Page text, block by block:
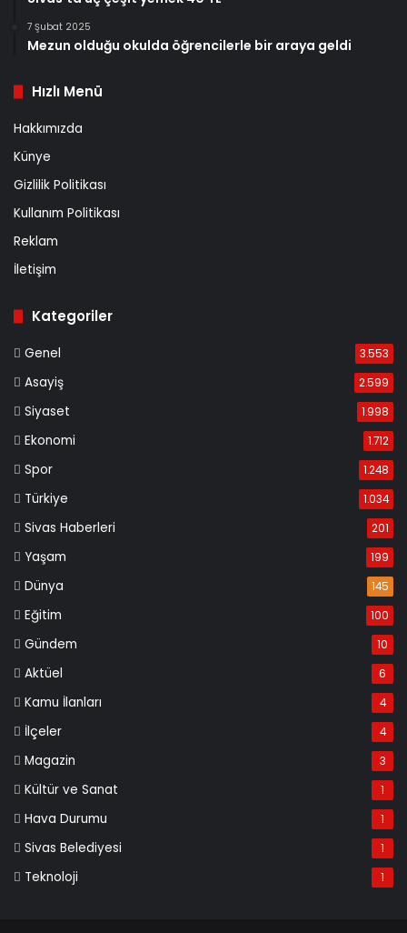
7 Şubat 2025
Mezun olduğu okulda öğrencilerle bir araya geldi
Hızlı Menü
Hakkımızda
Künye
Gizlilik Politikası
Kullanım Politikası
Reklam
İletişim
Kategoriler
Genel 3.553
Asayiş 2.599
Siyaset 1.998
Ekonomi 1.712
Spor 1.248
Türkiye 1.034
Sivas Haberleri 201
Yaşam 199
Dünya 145
Eğitim 100
Gündem 10
Aktüel 6
Kamu İlanları 4
İlçeler 4
Magazin 3
Kültür ve Sanat 1
Hava Durumu 1
Sivas Belediyesi 1
Teknoloji 1